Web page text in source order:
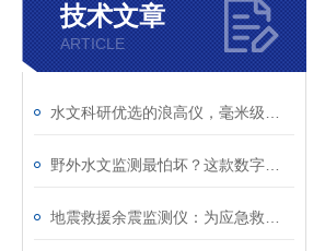
技术文章
ARTICLE